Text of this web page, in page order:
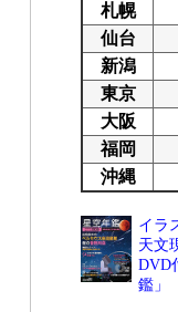
札幌
仙台
新潟
東京
大阪
福岡
沖縄
イラ
天文
DVD
鑑」